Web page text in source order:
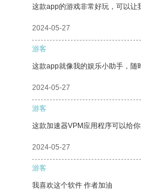
这款app的游戏非常好玩，可以让
2024-05-27
游客
这款app就像我的娱乐小助手，随
2024-05-27
游客
这款加速器VPM应用程序可以给
2024-05-27
游客
我喜欢这个软件 作者加油